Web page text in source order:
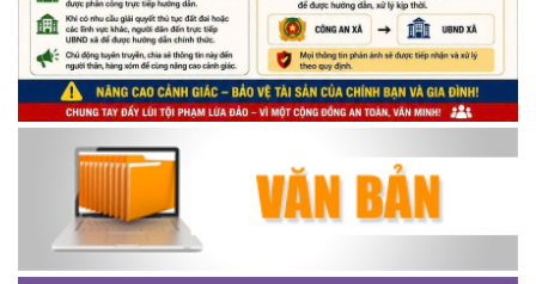
Thông báo tiếp nhận phản ánh, kiến nghị về quy định thủ tục
hành chính
(07/08/2026)
Thông báo về thực hiện Luật tương trợ tư pháp về dân sự và
các văn bản quy định chi tiết, hướng dẫn thi hành
(04/08/2026)
Thông báo cảnh báo lừa đảo liên quan đến thủ tục đất đai